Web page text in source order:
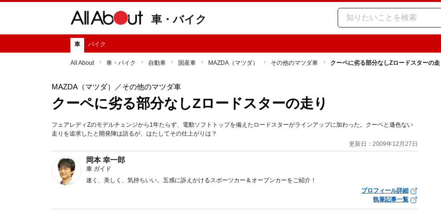
車・バイク
車 バイク
All About 車・バイク 自動車 国産車 MAZDA（マツダ） その他のマツダ車 クーペに劣る部分なしZロードスターの
MAZDA（マツダ） ／その他のマツダ車
クーペに劣る部分なしZロードスターの走り
フェアレディZのモデルチェンジから1年たらず、電動ソフトトップを備えたロードスターがラインアップに加わった。クーペと遜色ない
走りを追求したと開発陣は語るが、はたしてその仕上がりは？
更新日：2009年12月27日
岡本 幸一郎
車 ガイド
速く、美しく、気持ちいい。五感に訴えかけるスポーツカー＆オープンカーをご紹介！
プロフィール詳細
執筆記事一覧